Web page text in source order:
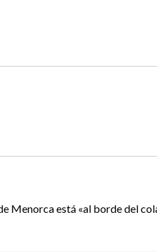
Menorca está «al borde del